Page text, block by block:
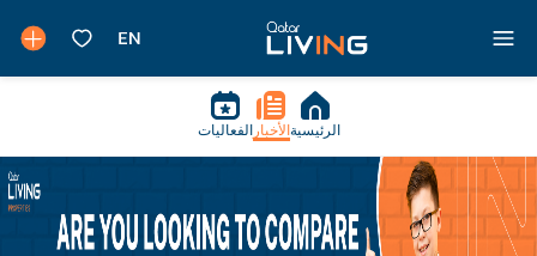
الرئيسية الأخبار الفعاليات